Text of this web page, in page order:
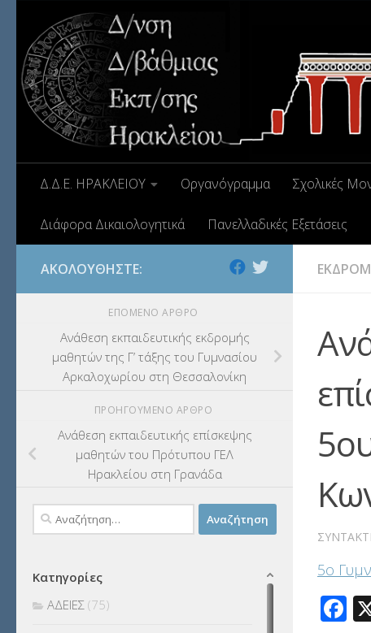
Δ.Δ.Ε. ΗΡΑΚΛΕΙΟΥ Οργανόγραμμα Σχολικές
Διάφορα Δικαιολογητικά Πανελλαδικές Εξετάσεις
5ο
ΑΚΟΛΟΥΘΉΣΤΕ:
ΕΠΌΜΕΝΟ ΆΡΘΡΟ
Ανάθεση εκπαιδευτικής εκδρομής
μαθητών της Γ’ τάξης του Γυμνασίου
Αρκαλοχωρίου στη Θεσσαλονίκη
ΠΡΟΗΓΟΎΜΕΝΟ ΆΡΘΡΟ
Ανάθεση εκπαιδευτικής επίσκεψης
μαθητών του Πρότυπου ΓΕΛ
Ηρακλείου στη Γρανάδα
Αναζήτηση
για:
Κατηγορίες
ΑΔΕΙΕΣ (75)